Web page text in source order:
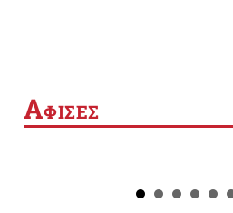
ΑΦΙΣΕΣ